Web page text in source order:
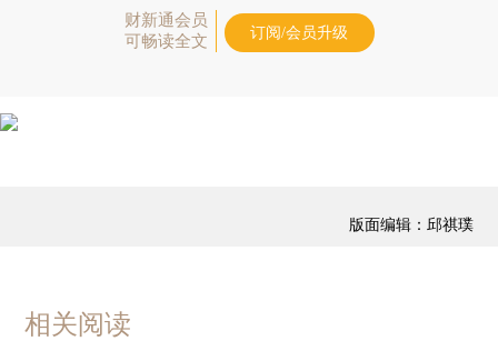
财新通会员
可畅读全文
订阅/会员升级
版面编辑：邱祺璞
相关阅读